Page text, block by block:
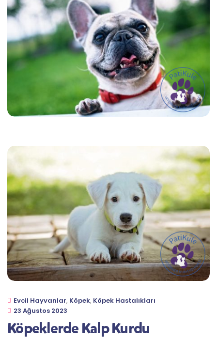
Köpeklerde Kalp Kurdu
Evcil Hayvanlar, Köpek, Köpek Hastalıkları
23 Ağustos 2023